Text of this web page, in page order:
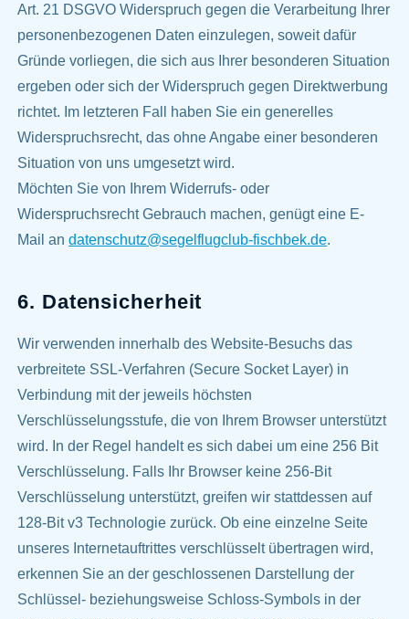
Art. 21 DSGVO Widerspruch gegen die Verarbeitung Ihrer
personenbezogenen Daten einzulegen, soweit dafür
Gründe vorliegen, die sich aus Ihrer besonderen Situation
ergeben oder sich der Widerspruch gegen Direktwerbung
richtet. Im letzteren Fall haben Sie ein generelles
Widerspruchsrecht, das ohne Angabe einer besonderen
Situation von uns umgesetzt wird.
Möchten Sie von Ihrem Widerrufs- oder
Widerspruchsrecht Gebrauch machen, genügt eine E-
Mail andatenschutz@segelflugclub-fischbek.de.
6. Datensicherheit
Wir verwenden innerhalb des Website-Besuchs das
verbreitete SSL-Verfahren (Secure Socket Layer) in
Verbindung mit der jeweils höchsten
Verschlüsselungsstufe, die von Ihrem Browser unterstützt
wird. In der Regel handelt es sich dabei um eine 256 Bit
Verschlüsselung. Falls Ihr Browser keine 256-Bit
Verschlüsselung unterstützt, greifen wir stattdessen auf
128-Bit v3 Technologie zurück. Ob eine einzelne Seite
unseres Internetauftrittes verschlüsselt übertragen wird,
erkennen Sie an der geschlossenen Darstellung der
Schlüssel- beziehungsweise Schloss-Symbols in der